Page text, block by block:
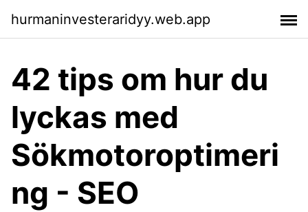
hurmaninvesteraridyy.web.app
42 tips om hur du
lyckas med
Sökmotoroptimeri
ng - SEO